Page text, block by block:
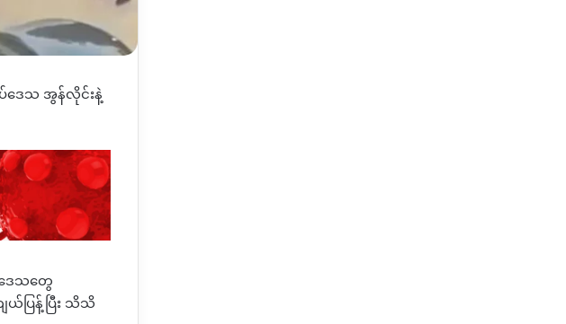
ဒေသ အွန်လိုင်းနဲ့
ေသတွေ
ယ်ပြန့်ပြီး သိသိ